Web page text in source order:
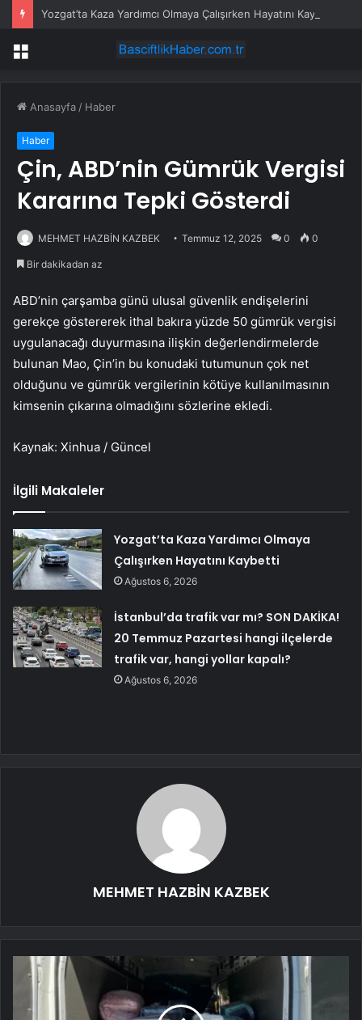
Menü
Anasayfa / Haber
Haber
Çin, ABD’nin Gümrük Vergisi
Kararına Tepki Gösterdi
MEHMET HAZBİN KAZBEK Temmuz 12, 2025 0 0
Bir dakikadan az
ABD’nin çarşamba günü ulusal güvenlik endişelerini
gerekçe göstererek ithal bakıra yüzde 50 gümrük vergisi
uygulanacağı duyurmasına ilişkin değerlendirmelerde
bulunan Mao, Çin’in bu konudaki tutumunun çok net
olduğunu ve gümrük vergilerinin kötüye kullanılmasının
kimsenin çıkarına olmadığını sözlerine ekledi.
Kaynak: Xinhua / Güncel
İlgili Makaleler
Yozgat’ta Kaza Yardımcı Olmaya
Çalışırken Hayatını Kaybetti
Ağustos 6, 2026
İstanbul’da trafik var mı? SON DAKİKA!
20 Temmuz Pazartesi hangi ilçelerde
trafik var, hangi yollar kapalı?
Ağustos 6, 2026
MEHMET HAZBİN KAZBEK